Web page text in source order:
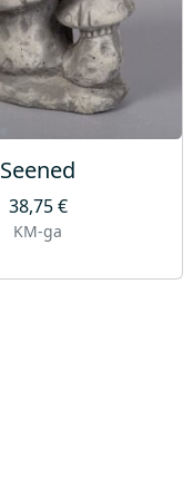
Seened
38,75€
KM-ga